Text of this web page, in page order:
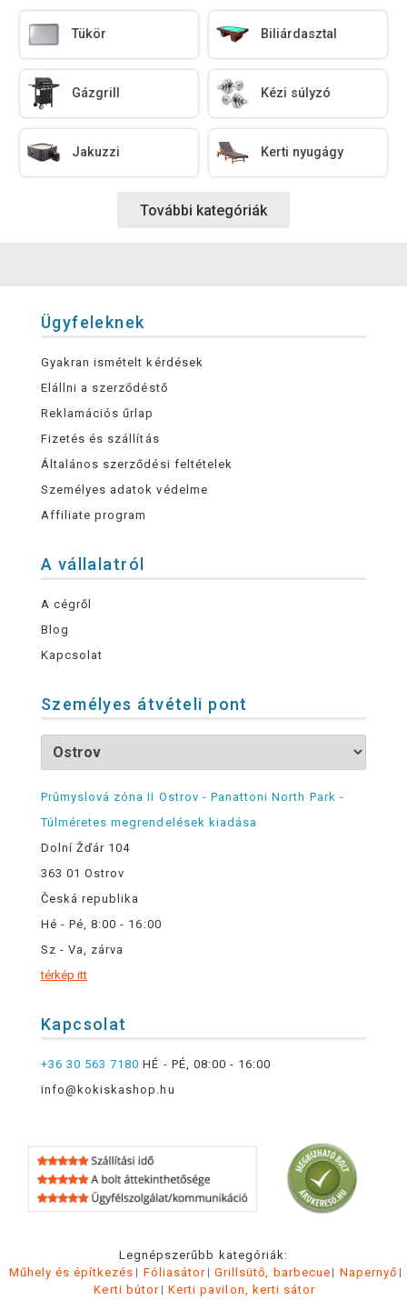
Tükör Biliárdasztal
Gázgrill Kézi súlyzó
Jakuzzi Kerti nyugágy
További kategóriák
Ügyfeleknek
Gyakran ismételt kérdések
Elállni a szerződéstő
Reklamációs űrlap
Fizetés és szállítás
Általános szerződési feltételek
Személyes adatok védelme
Affiliate program
A vállalatról
A cégről
Blog
Kapcsolat
Személyes átvételi pont
Průmyslová zóna II Ostrov - Panattoni North Park -
Túlméretes megrendelések kiadása
Dolní Žďár 104
363 01 Ostrov
Česká republika
Hé - Pé, 8:00 - 16:00
Sz - Va, zárva
térkép itt
Kapcsolat
+36 30 563 7180 HÉ - PÉ, 08:00 - 16:00
info@kokiskashop.hu
Legnépszerűbb kategóriák:
Műhely és építkezés
Fóliasátor Grillsütő, barbecue
Napernyő
Kerti bútor
Kerti pavilon, kerti sátor